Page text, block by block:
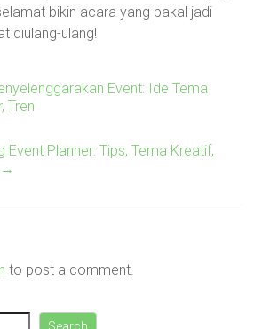
bikin acara yang bakal jadi
diulang-ulang!
Event: Ide Tema
Tren
Event Planner: Tips, Tema Kreatif,
→
to post a comment.